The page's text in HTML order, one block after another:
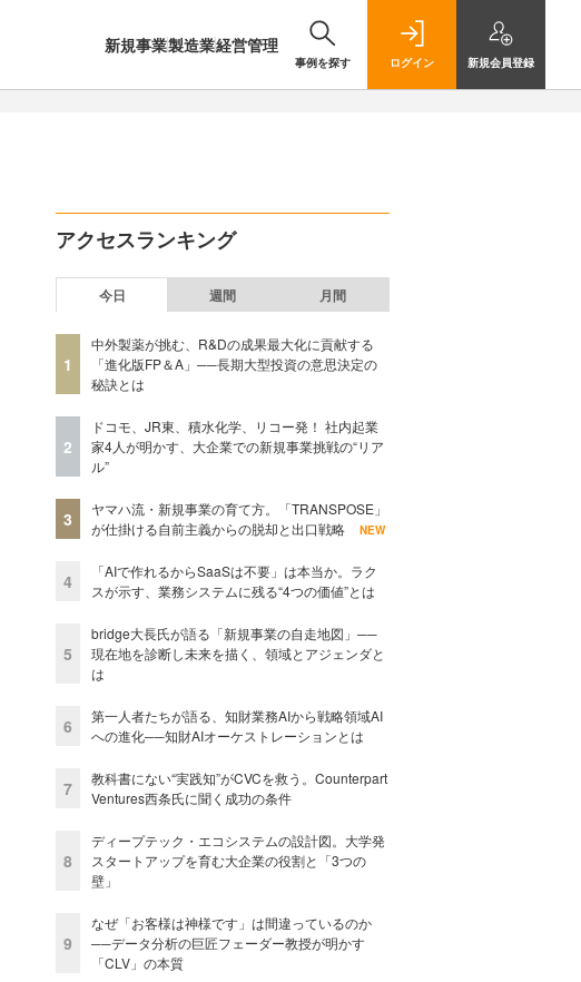
新規事業製造業経営管理
事例を探す ログイン 新規会員登録
アクセスランキング
今日 週間 月間
1
中外製薬が挑む、R&Dの成果最大化に貢献する
「進化版FP＆A」──長期大型投資の意思決定の
秘訣とは
2
ドコモ、JR東、積水化学、リコー発！ 社内起業
家4人が明かす、大企業での新規事業挑戦の“リア
ル”
3
ヤマハ流・新規事業の育て方。「TRANSPOSE」
が仕掛ける自前主義からの脱却と出口戦略
NEW
4
「AIで作れるからSaaSは不要」は本当か。ラク
スが示す、業務システムに残る“4つの価値”とは
5
bridge大長氏が語る「新規事業の自走地図」──
現在地を診断し未来を描く、領域とアジェンダと
は
6
第一人者たちが語る、知財業務AIから戦略領域AI
への進化──知財AIオーケストレーションとは
7
教科書にない“実践知”がCVCを救う。Counterpart
Ventures西条氏に聞く成功の条件
8
ディープテック・エコシステムの設計図。大学発
スタートアップを育む大企業の役割と「3つの
壁」
9
なぜ「お客様は神様です」は間違っているのか
──データ分析の巨匠フェーダー教授が明かす
「CLV」の本質